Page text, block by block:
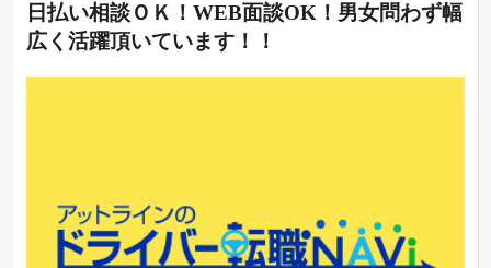
日払い相談ＯＫ！WEB面談OK！男女問わず幅
広く活躍頂いています！！